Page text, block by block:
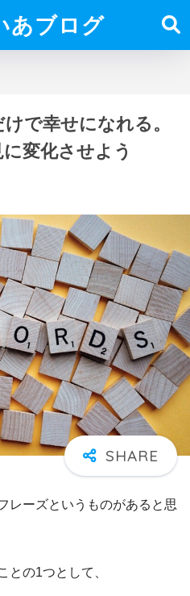
あブログ
で幸せになれる。
変化させよう
レーズというものがあると思
との1つとして、